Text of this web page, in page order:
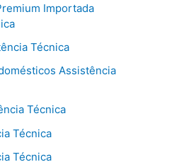
Importada
Técnica
Assistência
Técnica
Técnica
Técnica